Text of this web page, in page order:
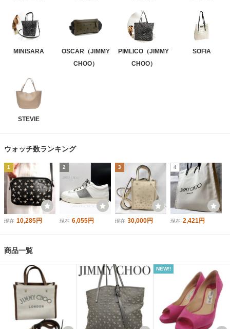
MINISARA
OSCAR（JIMMY
CHOO）
PIMLICO（JIMMY
CHOO）
SOFIA
STEVIE
ウォッチ数ランキング
1
現在 10,285円
2
現在 6,055円
3
現在 30,000円
4
現在 2,421円
商品一覧
NEW!!